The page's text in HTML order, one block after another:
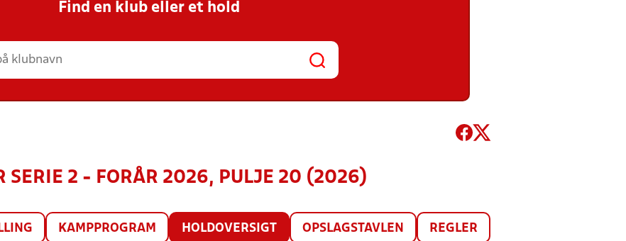
Find en klub eller et hold
SERIE 2 - FORÅR 2026, PULJE 20 (2026)
KAMPPROGRAM HOLDOVERSIGT OPSLAGSTAVLEN REGLER